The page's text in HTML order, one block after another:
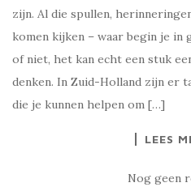
zijn. Al die spullen,
komen kijken – waar begin je in
of niet, het kan echt een stuk
denken. In Zuid-Holland zijn er
die je kunnen helpen om […]
LEES
Nog geen